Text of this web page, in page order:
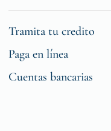
Tramita tu credito
Paga en línea
Cuentas bancarias